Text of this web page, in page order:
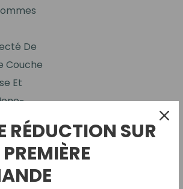
De
Couche
Et
RÉDUCTION SUR